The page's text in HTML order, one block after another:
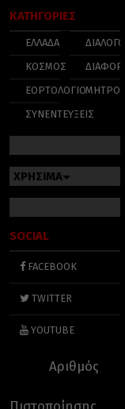
ΚΑΤΗΓΟΡΙΕΣ
ΕΛΛΑΔΑ
ΚΟΣΜΟΣ
ΕΟΡΤΟΛΟΓΙΟ
ΣΥΝΕΝΤΕΥΞΕΙΣ
ΔΙΑΛΟΓΟΣ
ΔΙΑΦΟΡΑ
ΧΡΗΣΙΜΑ
SOCIAL
FACEBOOK
TWITTER
YOUTUBE
Αριθμός